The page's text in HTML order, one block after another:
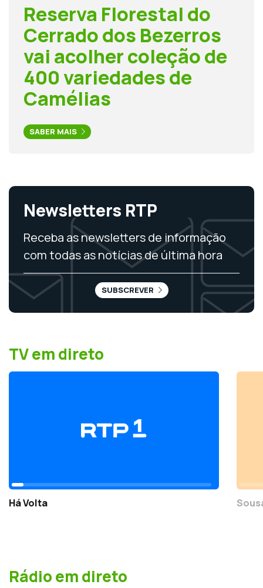
Reserva Florestal do
Cerrado dos Bezerros
vai acolher coleção de
400 variedades de
Camélias
SABER MAIS
Newsletters RTP
Receba as newsletters de informação
com todas as notícias de última hora
SUBSCREVER
TV em direto
Há Volta
Rádio em direto